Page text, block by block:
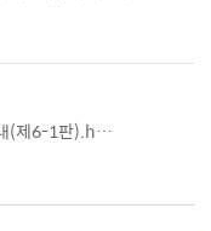
코로나19 예방을 위한 시험 방역관리 안내(제6-1판).hwp